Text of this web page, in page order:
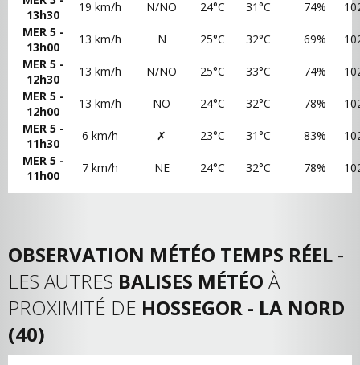
13h30
19 km/h N/NO 24°C 31°C 74%
MER 5 -
13h00
13 km/h N 25°C 32°C 69%
MER 5 -
12h30
13 km/h N/NO 25°C 33°C 74%
MER 5 -
12h00
13 km/h NO 24°C 32°C 78%
MER 5 -
11h30
6 km/h ✗ 23°C 31°C 83%
MER 5 -
11h00
7 km/h NE 24°C 32°C 78%
OBSERVATION MÉTÉO TEMPS RÉEL -
LES AUTRES BALISES MÉTÉO À
PROXIMITÉ DE HOSSEGOR - LA NORD
(40)